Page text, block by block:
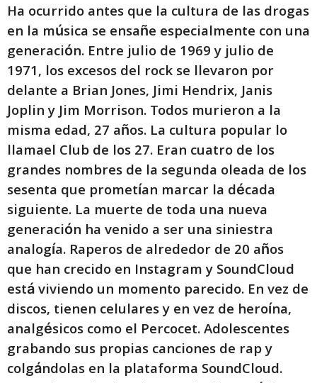
Ha ocurrido antes que la cultura de las drogas
en la música se ensañe especialmente con una
generación. Entre julio de 1969 y julio de
1971, los excesos del rock se llevaron por
delante a Brian Jones, Jimi Hendrix, Janis
Joplin y Jim Morrison. Todos murieron a la
misma edad, 27 años. La cultura popular lo
llamael Club de los 27. Eran cuatro de los
grandes nombres de la segunda oleada de los
sesenta que prometían marcar la década
siguiente. La muerte de toda una nueva
generación ha venido a ser una siniestra
analogía. Raperos de alrededor de 20 años
que han crecido en Instagram y SoundCloud
está viviendo un momento parecido. En vez de
discos, tienen celulares y en vez de heroína,
analgésicos como el Percocet.Adolescentes
grabando sus propias canciones de rap y
colgándolas en la plataforma SoundCloud.